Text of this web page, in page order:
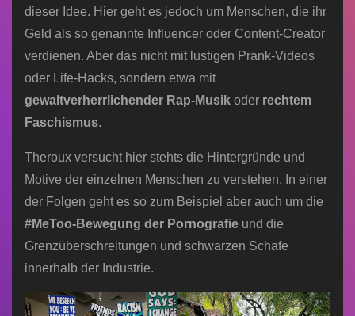
dieser Idee. Hier geht es jedoch um Menschen, die ihr
Geld als so genannte Influencer oder Content-Creator
verdienen. Aber das nicht mit lustigen Prank-Videos
oder Life-Hacks, sondern etwa mit
gewaltverherrlichender Rap-Musik oder rechtem
Faschismus.
Theroux versucht hier stehts die Hintergründe und
Motive der einzelnen Menschen zu verstehen. In einer
der Folgen geht es so zum Beispiel aber auch um die
#MeToo-Bewegung der Pornografie und die
Grenzüberschreitungen und schwarzen Schafe
innerhalb der Industrie.